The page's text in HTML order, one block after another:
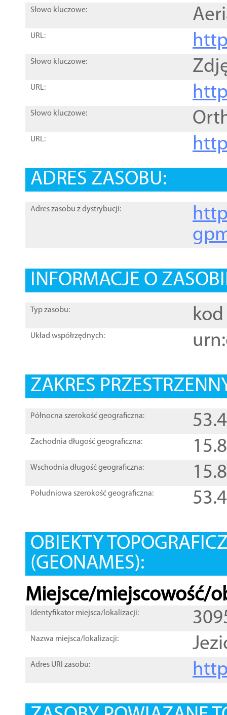
Słowo kluczowe:
URL:
Słowo kluczowe:
URL:
Słowo kluczowe:
URL:
ADRES ZASOBU:
Adres zasobu z dystrybucji:
INFORMACJE O
Typ zasobu: kod
Układ współrzędnych:
ZAKRES
Północna szerokość geograficzna:
Zachodnia długość geograficzna:
Wschodnia długość geograficzna:
Południowa szerokość geograficzna:
OBIEKTY
(GEONAMES):
Miejsce/miejscowość/
Identyfikator miejsca/lokalizacji:
Nazwa miejsca/lokalizacji:
Adres URI zasobu: